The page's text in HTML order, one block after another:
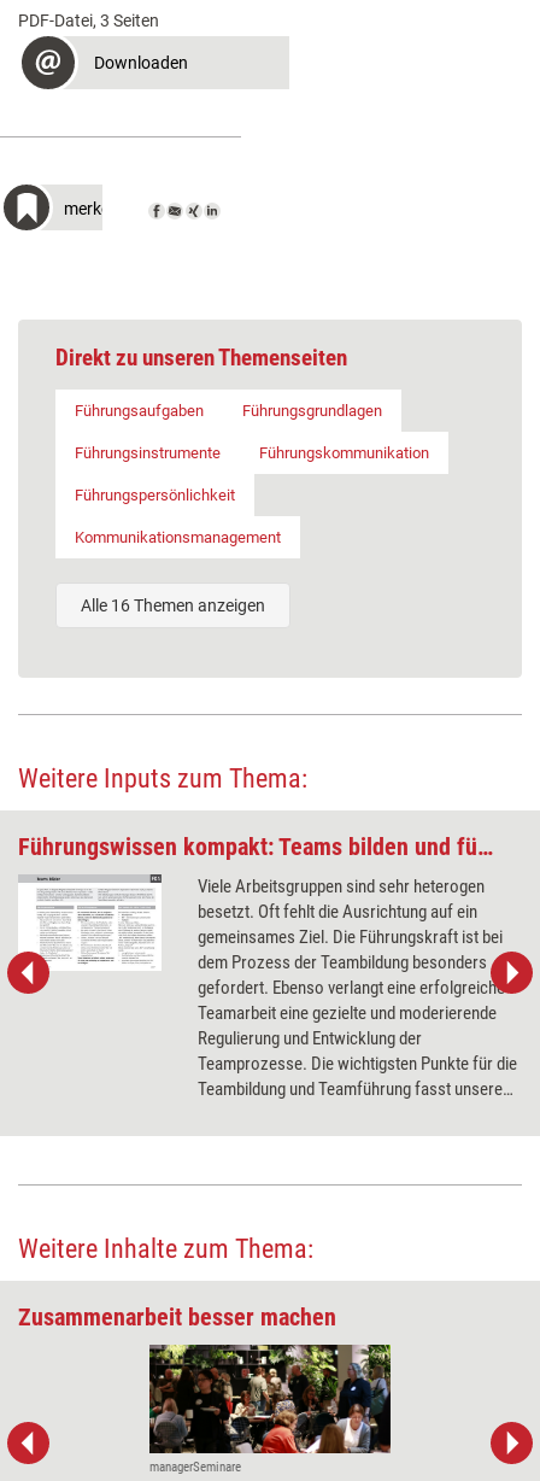
PDF-Datei, 3 Seiten
Downloaden
merken
Direkt zu unseren Themenseiten
Führungsaufgaben Führungsgrundlagen
Führungsinstrumente Führungskommunikation
Führungspersönlichkeit
Kommunikationsmanagement
Alle 16 Themen anzeigen
Weitere Inputs zum Thema:
Führungswissen kompakt: Teams bilden und führen
Viele Arbeitsgruppen sind sehr heterogen
besetzt. Oft fehlt die Ausrichtung auf ein
gemeinsames Ziel. Die Führungskraft ist bei
dem Prozess der Teambildung besonders
gefordert. Ebenso verlangt eine erfolgreiche
Teamarbeit eine gezielte und moderierende
Regulierung und Entwicklung der
Teamprozesse. Die wichtigsten Punkte für die
Teambildung und Teamführung fasst unsere
zusammen.
Weitere Inhalte zum Thema:
Zusammenarbeit besser machen
managerSeminare